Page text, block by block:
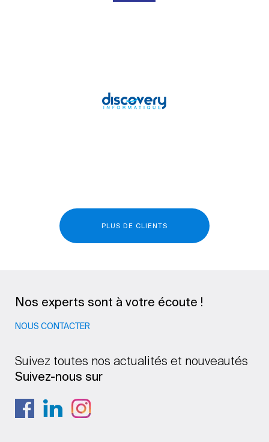
PLUS DE CLIENTS
Nos experts sont à votre écoute !
NOUS CONTACTER
Suivez toutes nos actualités et nouveautés
Suivez-nous sur